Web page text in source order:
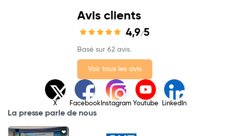
Avis clients
4,9/5
Basé sur 62 avis.
Voir tous les avis
X Facebook Instagram Youtube LinkedIn
La presse parle de nous